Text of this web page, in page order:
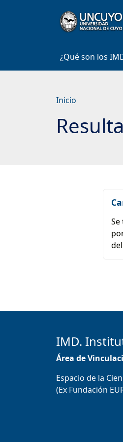
¿Qué son los
Inicio
IMD.
Área de
Espacio de la
(Ex Fundación